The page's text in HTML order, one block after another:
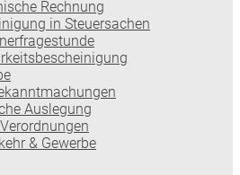
Rechnung
in Steuersachen
Auslegung
& Gewerbe